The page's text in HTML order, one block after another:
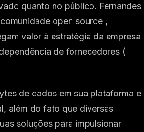
quanto no público. Fernandes
open source ,
valor à estratégia da empresa
de fornecedores (
de dados em sua plataforma e
além do fato que diversas
soluções para impulsionar